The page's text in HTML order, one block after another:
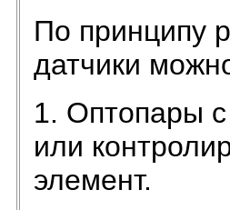
По принципу
датчики
1. Оптопары
или
элемент.